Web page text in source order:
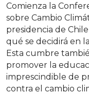
Comienza la
sobre Cambio
presidencia de
qué se decidirá en
Esta cumbre
promover la
imprescindible de
contra el cambio